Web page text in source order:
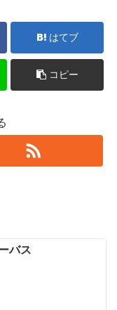
はてブ
コピー
バス